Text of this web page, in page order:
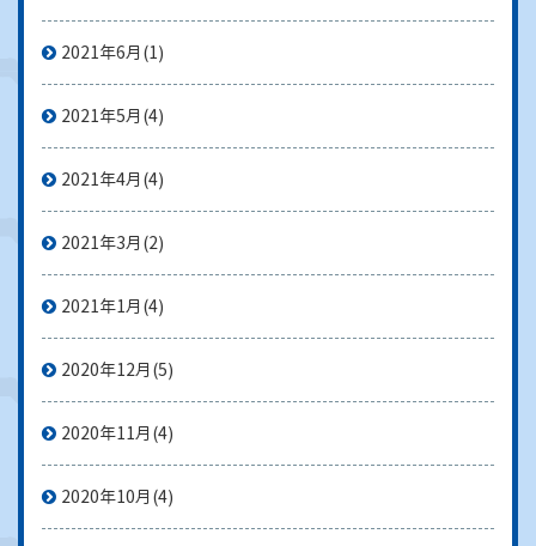
2021年6月 (1)
2021年5月 (4)
2021年4月 (4)
2021年3月 (2)
2021年1月 (4)
2020年12月 (5)
2020年11月 (4)
2020年10月 (4)